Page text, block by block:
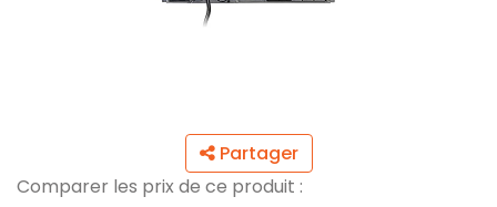
Partager
Comparer les prix de ce produit :